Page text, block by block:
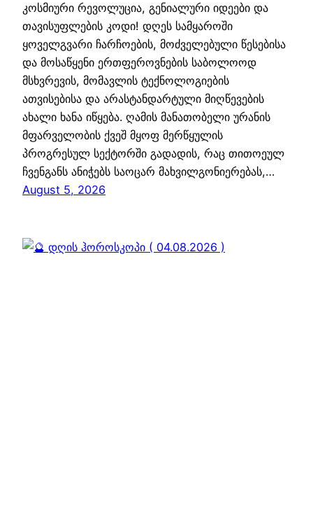
კოსმიური რევოლუცია, გენიალური იდეები და
თავისუფლების კოდი! დღეს სამყაროში
ყოველგვარი ჩარჩოების, მოძველებული წესებისა
და მოსაწყენი ერთფეროვნების საბოლოოდ
მსხვრევის, მომავლის ტექნოლოგიების
ათვისებისა და არასტანდარტული მიღწევების
ახალი ხანა იწყება. ღამის მანათობელი ურანის
მფარველობის ქვეშ მყოფ მერწყულის
პროგრესულ სექტორში გადადის, რაც თითოეულ
ჩვენგანს ანიჭებს საოცარ მახვილგონიერებას,…
August 5, 2026